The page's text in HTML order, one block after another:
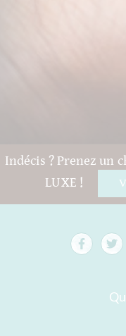
Indécis ? Prenez un
LUXE !